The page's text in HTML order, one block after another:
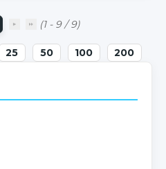
(1 - 9 / 9)
25 50 100 200